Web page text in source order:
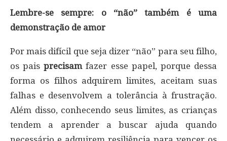
Lembre-se sempre: o “não” também é uma
demonstração de amor
Por mais difícil que seja dizer “não” para seu filho,
os paisprecisamfazer esse papel, porque dessa
forma os filhos adquirem limites, aceitam suas
falhas e desenvolvem a tolerância à frustração.
Além disso, conhecendo seus limites, as crianças
tendem a aprender a buscar ajuda quando